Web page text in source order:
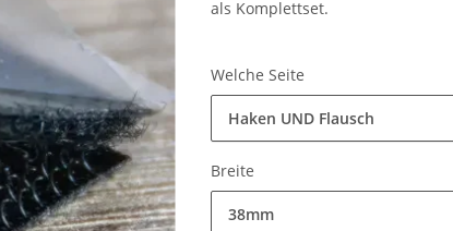
als Komplettset.
Welche Seite
Haken UND Flausch
Breite
38mm